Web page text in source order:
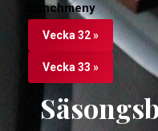
Lunchmeny
Vecka 32 »
Vecka 33 »